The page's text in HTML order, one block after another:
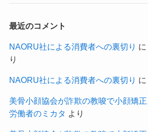
最近のコメント
NAORU社による消費者への裏切り に
り
NAORU社による消費者への裏切り に
美骨小顔協会が詐欺の教唆で小顔矯
労働者のミカタ より